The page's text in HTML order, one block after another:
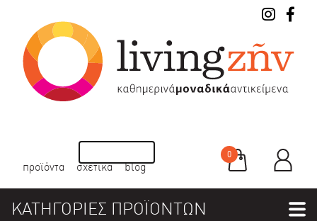
προϊόντα σχετικά blog
0
ΚΑΤΗΓΟΡΙΕΣ ΠΡΟΪΟΝΤΩΝ